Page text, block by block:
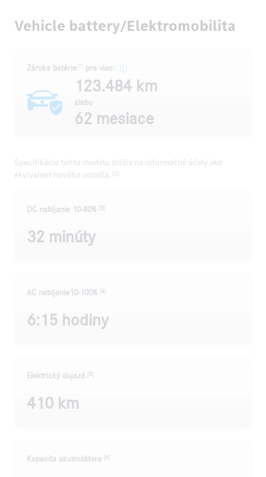
Vehicle battery/Elektromobilita
Záruka batérie [7] pre viac:
123.484 km
alebo
62 mesiace
Špecifikácie tohto modelu slúžia na informačné účely ako
ekvivalent nového vozidla. [5]
DC nabíjanie 10-80% [3]
32 minúty
AC nabíjanie10-100% [4]
6:15 hodiny
Elektrický dojazd [5]
410 km
Kapacita akumulátora [6]